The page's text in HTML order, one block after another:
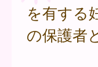
を有する
の保護者